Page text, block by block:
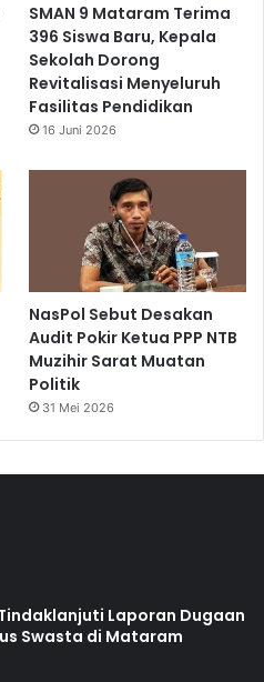
SMAN 9 Mataram Terima
396 Siswa Baru, Kepala
Sekolah Dorong
Revitalisasi Menyeluruh
Fasilitas Pendidikan
16 Juni 2026
NasPol Sebut Desakan
Audit Pokir Ketua PPP NTB
Muzihir Sarat Muatan
Politik
31 Mei 2026
Tindaklanjuti Laporan Dugaan
Swasta di Mataram